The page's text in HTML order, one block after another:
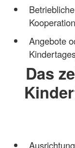
Angebote
Das